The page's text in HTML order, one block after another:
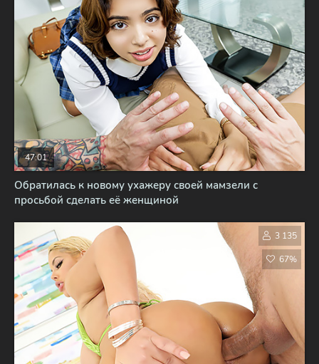
Обратилась к новому ухажеру своей мамзели с
просьбой сделать её женщиной
47:01
3 135
67%